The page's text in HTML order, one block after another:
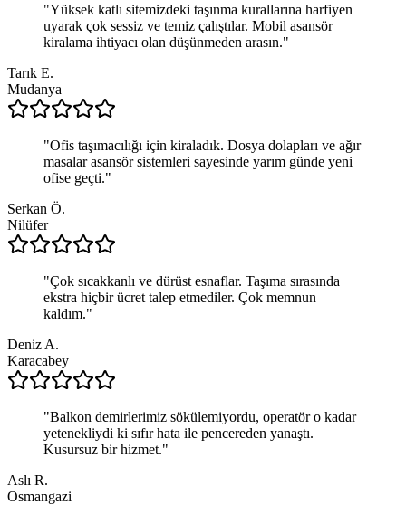
"Yüksek katlı sitemizdeki taşınma kurallarına harfiyen
uyarak çok sessiz ve temiz çalıştılar. Mobil asansör
kiralama ihtiyacı olan düşünmeden arasın."
Tarık E.
Mudanya
"Ofis taşımacılığı için kiraladık. Dosya dolapları ve ağır
masalar asansör sistemleri sayesinde yarım günde yeni
ofise geçti."
Serkan Ö.
Nilüfer
"Çok sıcakkanlı ve dürüst esnaflar. Taşıma sırasında
ekstra hiçbir ücret talep etmediler. Çok memnun
kaldım."
Deniz A.
Karacabey
"Balkon demirlerimiz sökülemiyordu, operatör o kadar
yetenekliydi ki sıfır hata ile pencereden yanaştı.
Kusursuz bir hizmet."
Aslı R.
Osmangazi